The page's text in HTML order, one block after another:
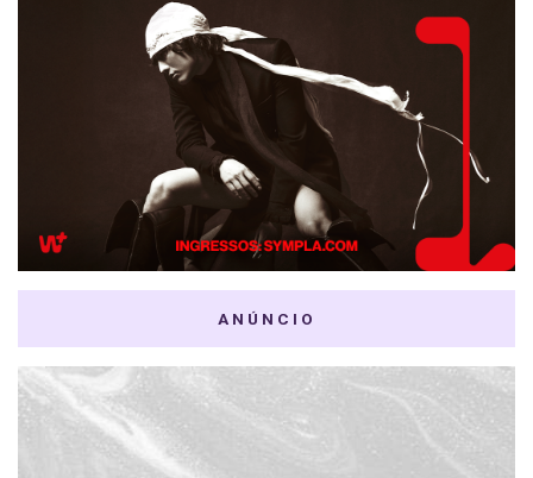
ANÚNCIO